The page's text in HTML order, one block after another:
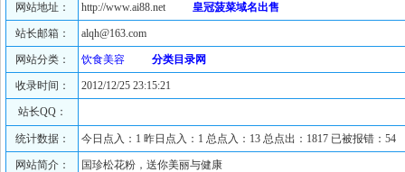
网站地址： http://www.ai88.net 皇冠菠菜域名出售
站长邮箱： alqh@163.com
网站分类： 饮食美容 分类目录网
收录时间： 2012/12/25 23:15:21
站长QQ：
统计数据： 今日点入：1 昨日点入：1 总点入：13 总点出：1817 已被报错：54
网站简介： 国珍松花粉，送你美丽与健康